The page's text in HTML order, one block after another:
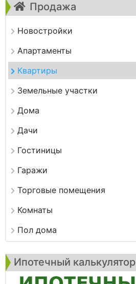
Продажа
Новостройки
Апартаменты
Квартиры
Земельные участки
Дома
Дачи
Гостиницы
Гаражи
Торговые помещения
Комнаты
Пол дома
Ипотечный калькулятор